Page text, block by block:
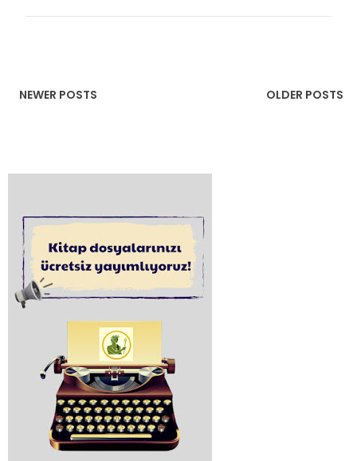
NEWER POSTS OLDER POSTS